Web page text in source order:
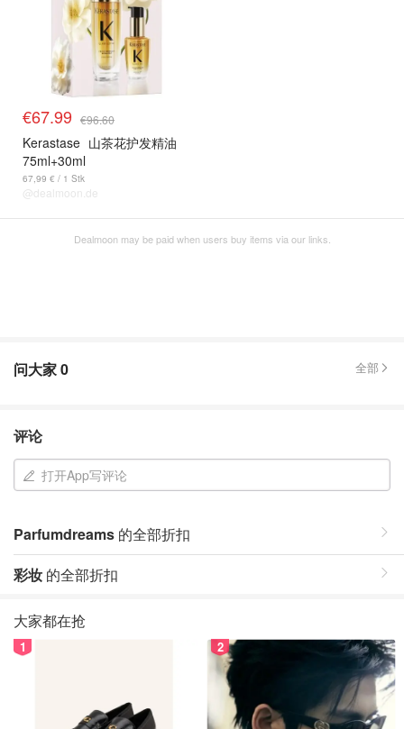
€67.99 €96.60
Kerastase 山茶花护发精油
75ml+30ml
67,99 € / 1 Stk
@dealmoon.de
Dealmoon may be paid when users buy items via our links.
问大家0 全部
评论
打开App写评论
Parfumdreams 的全部折扣
彩妆 的全部折扣
大家都在抢
1 2